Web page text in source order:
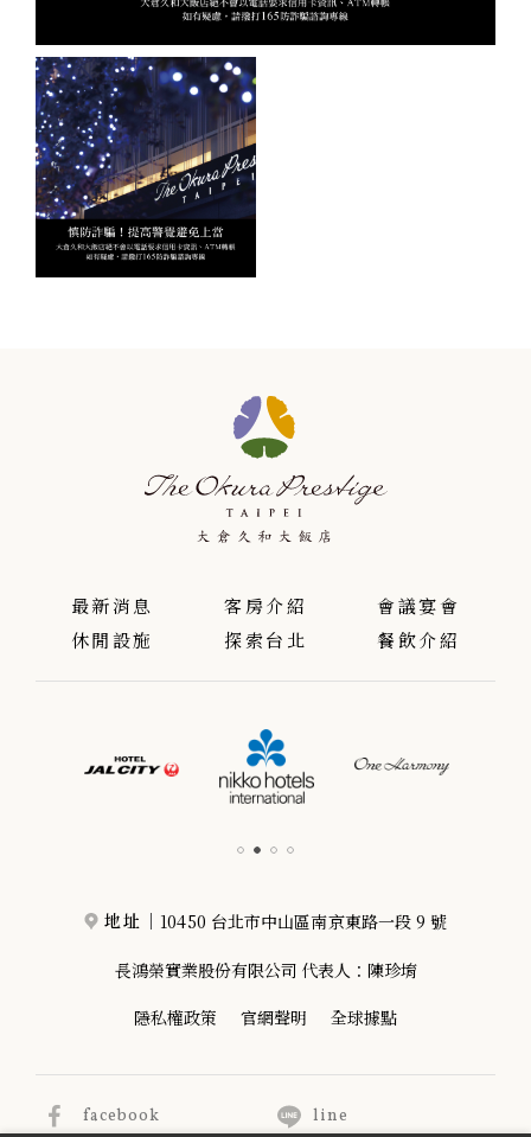
最新消息 客房介紹
會議宴會
休閒設施
探索台北 餐飲介紹
地址｜ 10450 台北市中山區南京東路一段 9 號
長鴻榮實業股份有限公司 代表人：陳珍堉
隱私權政策 官網聲明 全球據點
facebook line